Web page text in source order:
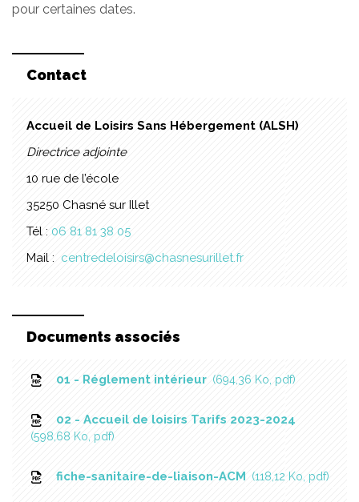
pour certaines dates.
Contact
Accueil de Loisirs Sans Hébergement (ALSH)
Directrice adjointe
10 rue de l’école
35250 Chasné sur Illet
Tél : 06 81 81 38 05
Mail : centredeloisirs@chasnesurillet.fr
Documents associés
01 - Réglement intérieur 694,36 Ko, pdf
02 - Accueil de loisirs Tarifs 2023-2024
598,68 Ko, pdf
fiche-sanitaire-de-liaison-ACM 118,12 Ko, pdf